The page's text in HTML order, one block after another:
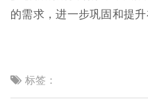
的需求，进一步巩固和提
标签：